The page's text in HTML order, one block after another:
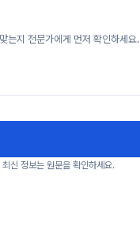
는지 전문가에게 먼저 확인하세요.
신 정보는 원문을 확인하세요.